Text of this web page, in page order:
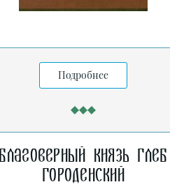
Подробнее
Благоверный князь Глеб
Городенский